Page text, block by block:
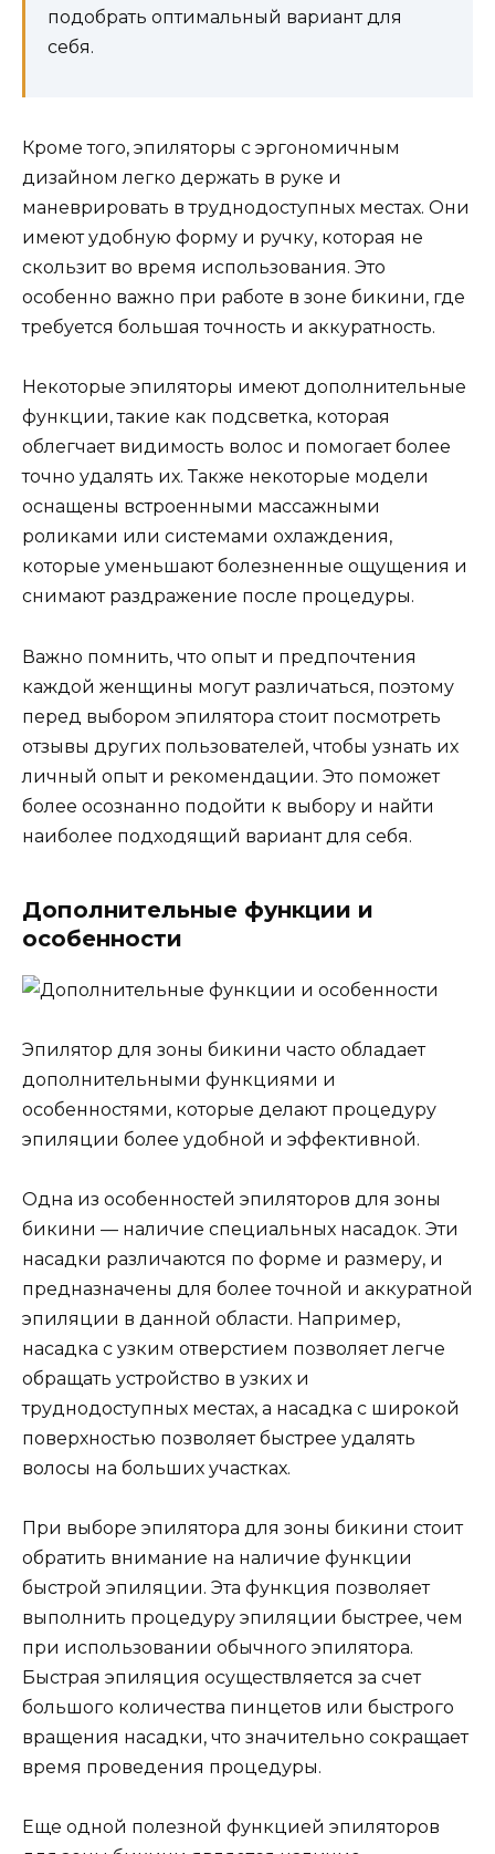
подобрать оптимальный вариант для
себя.
Кроме того, эпиляторы с эргономичным
дизайном легко держать в руке и
маневрировать в труднодоступных местах. Они
имеют удобную форму и ручку, которая не
скользит во время использования. Это
особенно важно при работе в зоне бикини, где
требуется большая точность и аккуратность.
Некоторые эпиляторы имеют дополнительные
функции, такие как подсветка, которая
облегчает видимость волос и помогает более
точно удалять их. Также некоторые модели
оснащены встроенными массажными
роликами или системами охлаждения,
которые уменьшают болезненные ощущения и
снимают раздражение после процедуры.
Важно помнить, что опыт и предпочтения
каждой женщины могут различаться, поэтому
перед выбором эпилятора стоит посмотреть
отзывы других пользователей, чтобы узнать их
личный опыт и рекомендации. Это поможет
более осознанно подойти к выбору и найти
наиболее подходящий вариант для себя.
Дополнительные функции и
особенности
Эпилятор для зоны бикини часто обладает
дополнительными функциями и
особенностями, которые делают процедуру
эпиляции более удобной и эффективной.
Одна из особенностей эпиляторов для зоны
бикини — наличие специальных насадок. Эти
насадки различаются по форме и размеру, и
предназначены для более точной и аккуратной
эпиляции в данной области. Например,
насадка с узким отверстием позволяет легче
обращать устройство в узких и
труднодоступных местах, а насадка с широкой
поверхностью позволяет быстрее удалять
волосы на больших участках.
При выборе эпилятора для зоны бикини стоит
обратить внимание на наличие функции
быстрой эпиляции. Эта функция позволяет
выполнить процедуру эпиляции быстрее, чем
при использовании обычного эпилятора.
Быстрая эпиляция осуществляется за счет
большого количества пинцетов или быстрого
вращения насадки, что значительно сокращает
время проведения процедуры.
Еще одной полезной функцией эпиляторов